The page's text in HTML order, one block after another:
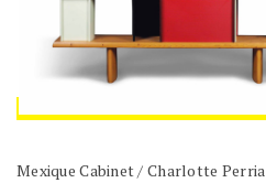
Mexique Cabinet / Charlotte